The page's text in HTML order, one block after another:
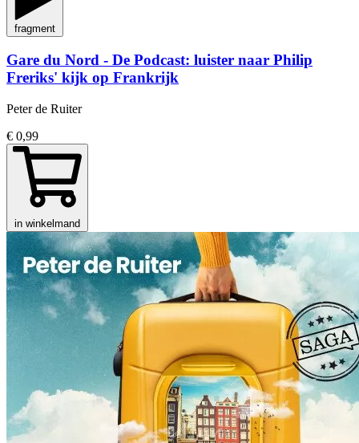
fragment
Gare du Nord - De Podcast: luister naar Philip
Freriks' kijk op Frankrijk
Peter de Ruiter
€ 0,99
in winkelmand